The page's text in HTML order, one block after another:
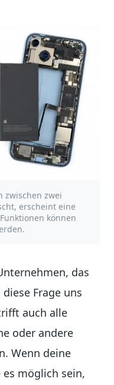
zwischen zwei
erscheint eine
können
das
Frage uns
auch alle
oder andere
Wenn deine
möglich sein,